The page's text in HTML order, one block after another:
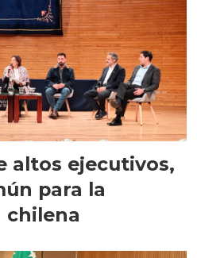
altos ejecutivos,
para la
chilena